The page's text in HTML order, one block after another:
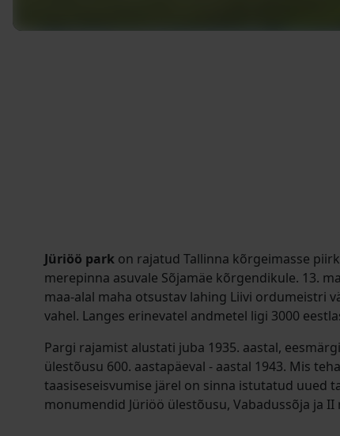
Jüriöö park on rajatud Tallinna kõrgeimasse
merepinna asuvale Sõjamäe kõrgendikule. 13.
maa-alal maha otsustav lahing Liivi ordumeistri
vahel. Langes erinevatel andmetel ligi 3000
Pargi rajamist alustati juba 1935. aastal,
ülestõusu 600. aastapäeval - aastal 1943. Mis
taasiseseisvumise järel on sinna istutatud uued
monumendid Jüriöö ülestõusu, Vabadussõja ja